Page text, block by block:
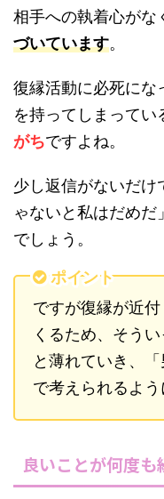
相手への執着心がな
づいています。
復縁活動に必死にな
を持ってしまってい
がちですよね。
少し返信がないだけ
ゃないと私はだめだ
でしょう。
ポイント
ですが復縁が近
くるため、そう
と薄れていき、
で考えられるよう
良いことが何度も